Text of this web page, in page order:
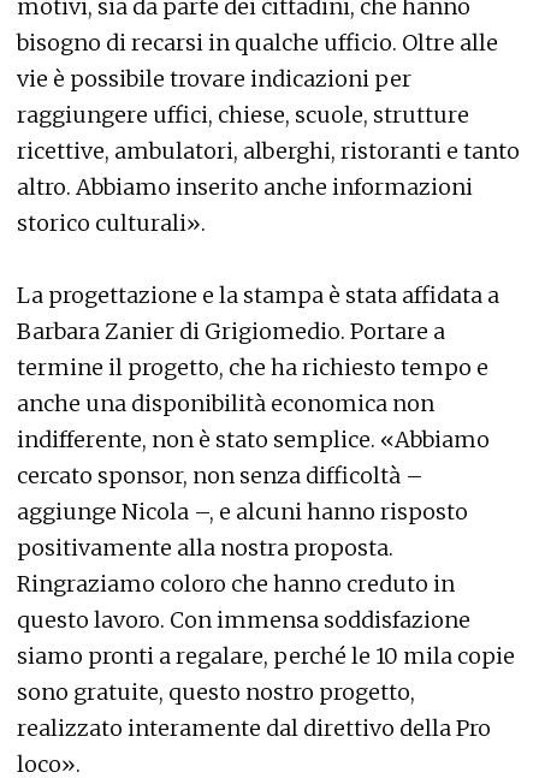
motivi, sia da parte dei cittadini, che hanno
bisogno di recarsi in qualche ufficio. Oltre alle
vie è possibile trovare indicazioni per
raggiungere uffici, chiese, scuole, strutture
ricettive, ambulatori, alberghi, ristoranti e tanto
altro. Abbiamo inserito anche informazioni
storico culturali».
La progettazione e la stampa è stata affidata a
Barbara Zanier di Grigiomedio. Portare a
termine il progetto, che ha richiesto tempo e
anche una disponibilità economica non
indifferente, non è stato semplice. «Abbiamo
cercato sponsor, non senza difficoltà –
aggiunge Nicola –, e alcuni hanno risposto
positivamente alla nostra proposta.
Ringraziamo coloro che hanno creduto in
questo lavoro. Con immensa soddisfazione
siamo pronti a regalare, perché le 10 mila copie
sono gratuite, questo nostro progetto,
realizzato interamente dal direttivo della Pro
loco».